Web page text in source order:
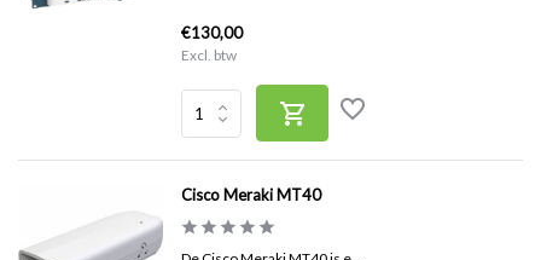
€130,00
Excl. btw
Cisco Meraki MT40